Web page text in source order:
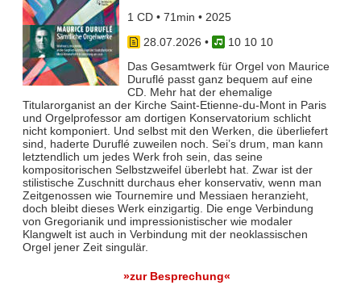
1 CD • 71min • 2025
28.07.2026 •
10 10 10
Das Gesamtwerk für Orgel von Maurice
Duruflé passt ganz bequem auf eine
CD. Mehr hat der ehemalige
Titularorganist an der Kirche Saint-Etienne-du-Mont in Paris
und Orgelprofessor am dortigen Konservatorium schlicht
nicht komponiert. Und selbst mit den Werken, die überliefert
sind, haderte Duruflé zuweilen noch. Sei’s drum, man kann
letztendlich um jedes Werk froh sein, das seine
kompositorischen Selbstzweifel überlebt hat. Zwar ist der
stilistische Zuschnitt durchaus eher konservativ, wenn man
Zeitgenossen wie Tournemire und Messiaen heranzieht,
doch bleibt dieses Werk einzigartig. Die enge Verbindung
von Gregorianik und impressionistischer wie modaler
Klangwelt ist auch in Verbindung mit der neoklassischen
Orgel jener Zeit singulär.
»zur Besprechung«